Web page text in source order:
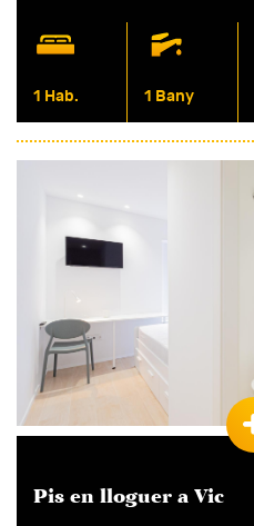
1 Hab. 1 Bany
Pis en lloguer a Vic